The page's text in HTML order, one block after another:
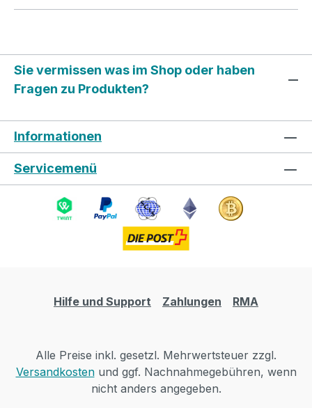
Sie vermissen was im Shop oder haben
Fragen zu Produkten?
Informationen
Servicemenü
Hilfe und Support Zahlungen RMA
Alle Preise inkl. gesetzl. Mehrwertsteuer zzgl.
Versandkostenund ggf. Nachnahmegebühren, wenn
nicht anders angegeben.